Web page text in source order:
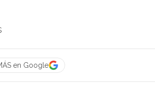
en Google